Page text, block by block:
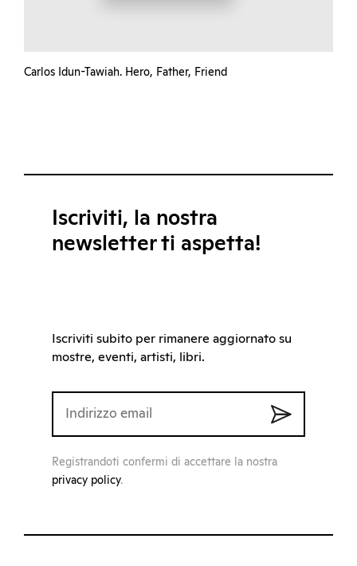
Carlos Idun-Tawiah. Hero, Father, Friend
Iscriviti, la nostra
newsletter ti aspetta!
Iscriviti subito per rimanere aggiornato su
mostre, eventi, artisti, libri.
Registrandoti confermi di accettare la nostra
privacy policy.